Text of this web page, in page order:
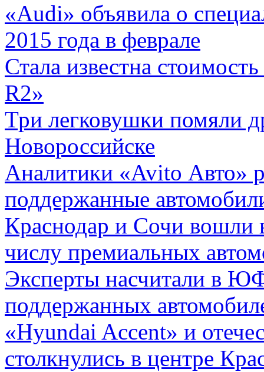
«Audi» объявила о
2015 года в феврале
Стала известна
R2»
Три легковушки помяли
Новороссийске
Аналитики «Avito Авто»
поддержанные
Краснодар и Сочи вошли
числу премиальных
Эксперты насчитали в
поддержанных
«Hyundai Accent» и
столкнулись в центре